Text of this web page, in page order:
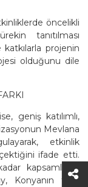
öncelikli
tanıtılması
projenin
olduğunu dile
geniş katılımlı,
Mevlana
etkinlik
ifade etti.
kapsamlı bir
Konyanın tüm